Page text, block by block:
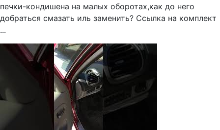
печки-кондишена на малых оборотах,как до него
добраться смазать иль заменить? Ссылка на комплект
...